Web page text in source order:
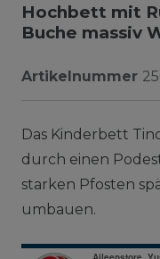
Hochbett mit
Buche massiv
Artikelnummer
Das Kinderbett
durch einen
starken Pfosten
umbauen.